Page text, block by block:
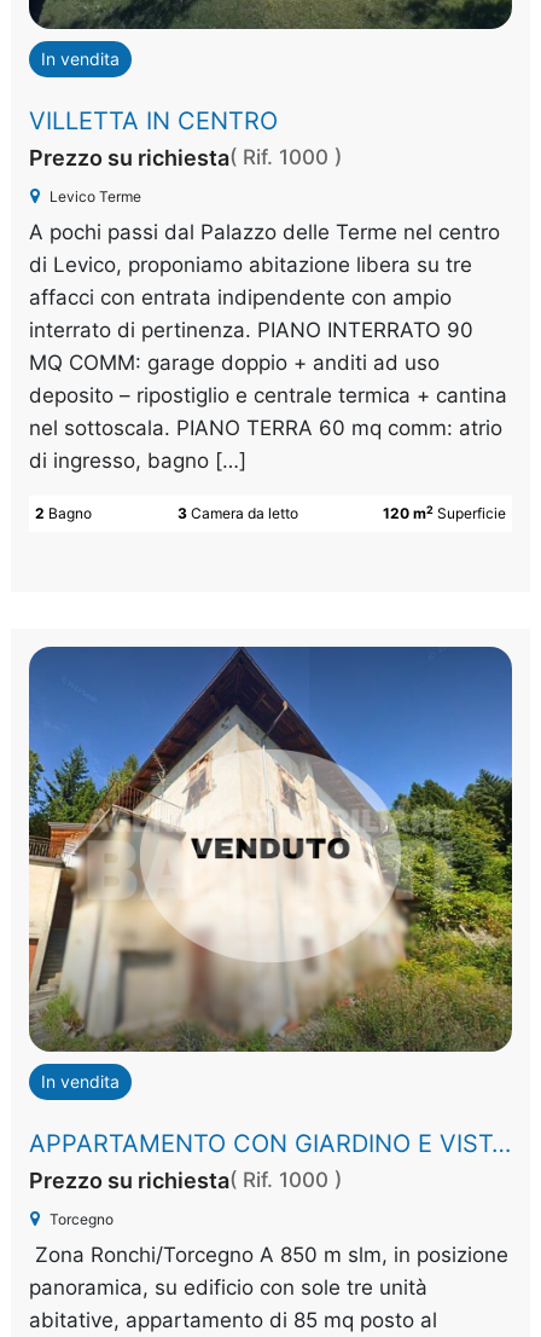
In vendita
VILLETTA IN CENTRO
Prezzo su richiesta( Rif. 1000 )
Levico Terme
A pochi passi dal Palazzo delle Terme nel centro
di Levico, proponiamo abitazione libera su tre
affacci con entrata indipendente con ampio
interrato di pertinenza. PIANO INTERRATO 90
MQ COMM: garage doppio + anditi ad uso
deposito – ripostiglio e centrale termica + cantina
nel sottoscala. PIANO TERRA 60 mq comm: atrio
di ingresso, bagno […]
120 m2 Superficie
3 Camera da letto
2 Bagno
In vendita
APPARTAMENTO CON GIARDINO E VISTA PANORAMICA
Prezzo su richiesta( Rif. 1000 )
Torcegno
Zona Ronchi/Torcegno A 850 m slm, in posizione
panoramica, su edificio con sole tre unità
abitative, appartamento di 85 mq posto al